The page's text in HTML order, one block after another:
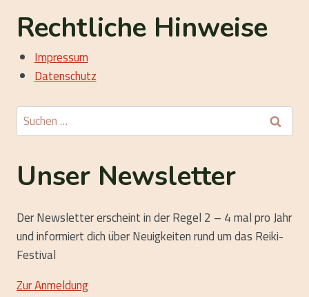
Rechtliche Hinweise
Impressum
Datenschutz
Suchen
nach:
Unser Newsletter
Der Newsletter erscheint in der Regel 2 – 4 mal pro Jahr
und informiert dich über Neuigkeiten rund um das Reiki-
Festival
Zur Anmeldung